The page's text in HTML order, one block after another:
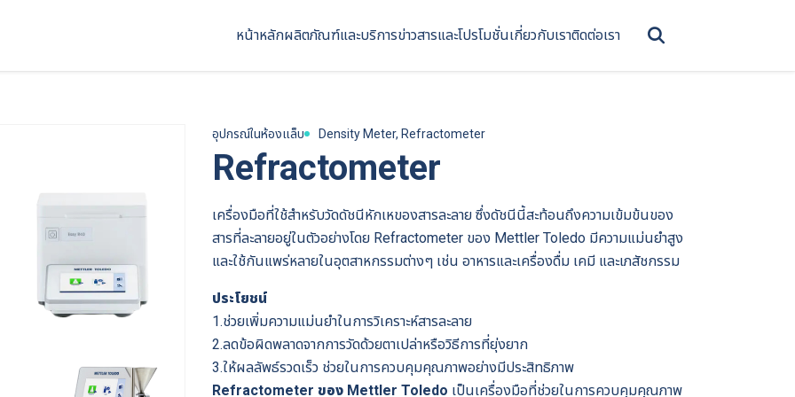
หน้าหลักผลิตภัณฑ์และบริการข่าวสารและโปรโมชั่นเกี่ยวกับเราติดต่อเรา
อุปกรณ์ในห้องแล็บ Density Meter, Refractometer
Refractometer
เครื่องมือที่ใช้สำหรับวัดดัชนีหักเหของสารละลาย ซึ่งดัชนีนี้สะท้อนถึงความเข้มข้นของ
สารที่ละลายอยู่ในตัวอย่างโดย Refractometer ของ Mettler Toledo มีความแม่นยำสูง
และใช้กันแพร่หลายในอุตสาหกรรมต่างๆ เช่น อาหารและเครื่องดื่ม เคมี และเภสัชกรรม
ประโยชน์
1.ช่วยเพิ่มความแม่นยำในการวิเคราะห์สารละลาย
2.ลดข้อผิดพลาดจากการวัดด้วยตาเปล่าหรือวิธีการที่ยุ่งยาก
3.ให้ผลลัพธ์รวดเร็ว ช่วยในการควบคุมคุณภาพอย่างมีประสิทธิภาพ
Refractometer ของ Mettler Toledo เป็นเครื่องมือที่ช่วยในการควบคุมคุณภาพ